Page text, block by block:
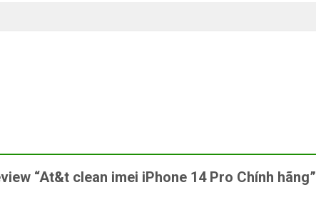
“At&t clean imei iPhone 14 Pro Chính hãng”